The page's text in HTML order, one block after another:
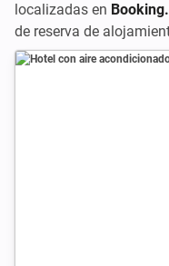
localizadas en
de reserva de